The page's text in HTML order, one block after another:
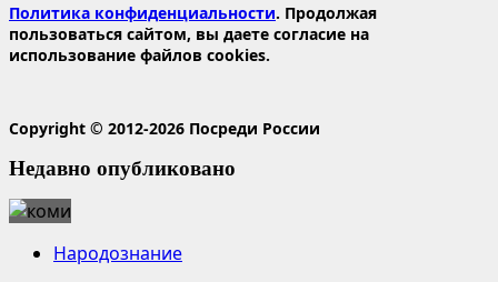
Политика конфиденциальности. Продолжая
пользоваться сайтом, вы даете согласие на
использование файлов cookies.
Copyright © 2012-2026 Посреди России
Недавно опубликовано
Народознание